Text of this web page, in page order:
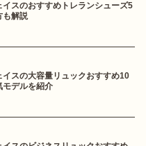
スのおすすめトレランシューズ5
も解説
イスの大容量リュックおすすめ10
モデルを紹介